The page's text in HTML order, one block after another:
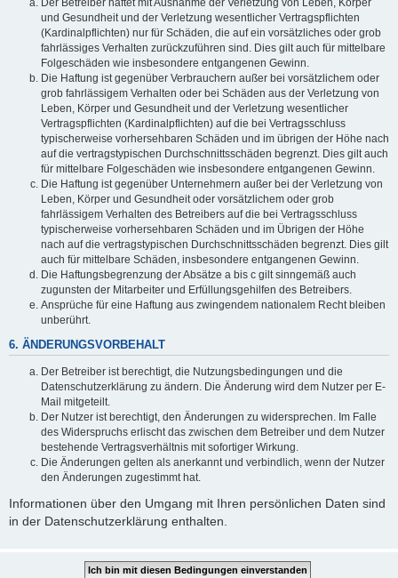
Der Betreiber haftet mit Ausnahme der Verletzung von Leben, Körper
und Gesundheit und der Verletzung wesentlicher Vertragspflichten
(Kardinalpflichten) nur für Schäden, die auf ein vorsätzliches oder grob
fahrlässiges Verhalten zurückzuführen sind. Dies gilt auch für mittelbare
Folgeschäden wie insbesondere entgangenen Gewinn.
Die Haftung ist gegenüber Verbrauchern außer bei vorsätzlichem oder
grob fahrlässigem Verhalten oder bei Schäden aus der Verletzung von
Leben, Körper und Gesundheit und der Verletzung wesentlicher
Vertragspflichten (Kardinalpflichten) auf die bei Vertragsschluss
typischerweise vorhersehbaren Schäden und im übrigen der Höhe nach
auf die vertragstypischen Durchschnittsschäden begrenzt. Dies gilt auch
für mittelbare Folgeschäden wie insbesondere entgangenen Gewinn.
Die Haftung ist gegenüber Unternehmern außer bei der Verletzung von
Leben, Körper und Gesundheit oder vorsätzlichem oder grob
fahrlässigem Verhalten des Betreibers auf die bei Vertragsschluss
typischerweise vorhersehbaren Schäden und im Übrigen der Höhe
nach auf die vertragstypischen Durchschnittsschäden begrenzt. Dies gilt
auch für mittelbare Schäden, insbesondere entgangenen Gewinn.
Die Haftungsbegrenzung der Absätze a bis c gilt sinngemäß auch
zugunsten der Mitarbeiter und Erfüllungsgehilfen des Betreibers.
Ansprüche für eine Haftung aus zwingendem nationalem Recht bleiben
unberührt.
6. ÄNDERUNGSVORBEHALT
Der Betreiber ist berechtigt, die Nutzungsbedingungen und die
Datenschutzerklärung zu ändern. Die Änderung wird dem Nutzer per E-
Mail mitgeteilt.
Der Nutzer ist berechtigt, den Änderungen zu widersprechen. Im Falle
des Widerspruchs erlischt das zwischen dem Betreiber und dem Nutzer
bestehende Vertragsverhältnis mit sofortiger Wirkung.
Die Änderungen gelten als anerkannt und verbindlich, wenn der Nutzer
den Änderungen zugestimmt hat.
Informationen über den Umgang mit Ihren persönlichen Daten sind
in der Datenschutzerklärung enthalten.